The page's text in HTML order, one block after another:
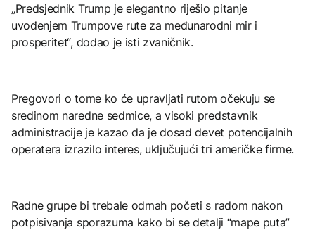
„Predsjednik Trump je elegantno riješio pitanje
uvođenjem Trumpove rute za međunarodni mir i
prosperitet“, dodao je isti zvaničnik.
Pregovori o tome ko će upravljati rutom očekuju se
sredinom naredne sedmice, a visoki predstavnik
administracije je kazao da je dosad devet potencijalnih
operatera izrazilo interes, uključujući tri američke firme.
Radne grupe bi trebale odmah početi s radom nakon
potpisivanja sporazuma kako bi se detalji “mape puta”